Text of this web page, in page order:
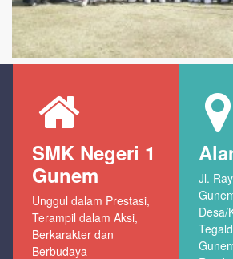
SMK Negeri 1
Gunem
Unggul dalam Prestasi,
Terampil dalam Aksi,
Berkarakter dan
Berbudaya
Jl.
Desa/